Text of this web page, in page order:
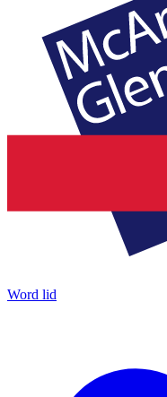
Word lid